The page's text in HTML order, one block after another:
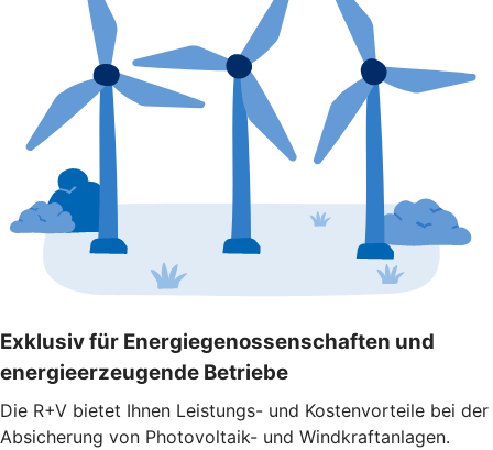
Exklusiv für Energiegenossenschaften und
energieerzeugende Betriebe
Die R+V bietet Ihnen Leistungs- und Kostenvorteile bei der
Absicherung von Photovoltaik- und Windkraftanlagen.